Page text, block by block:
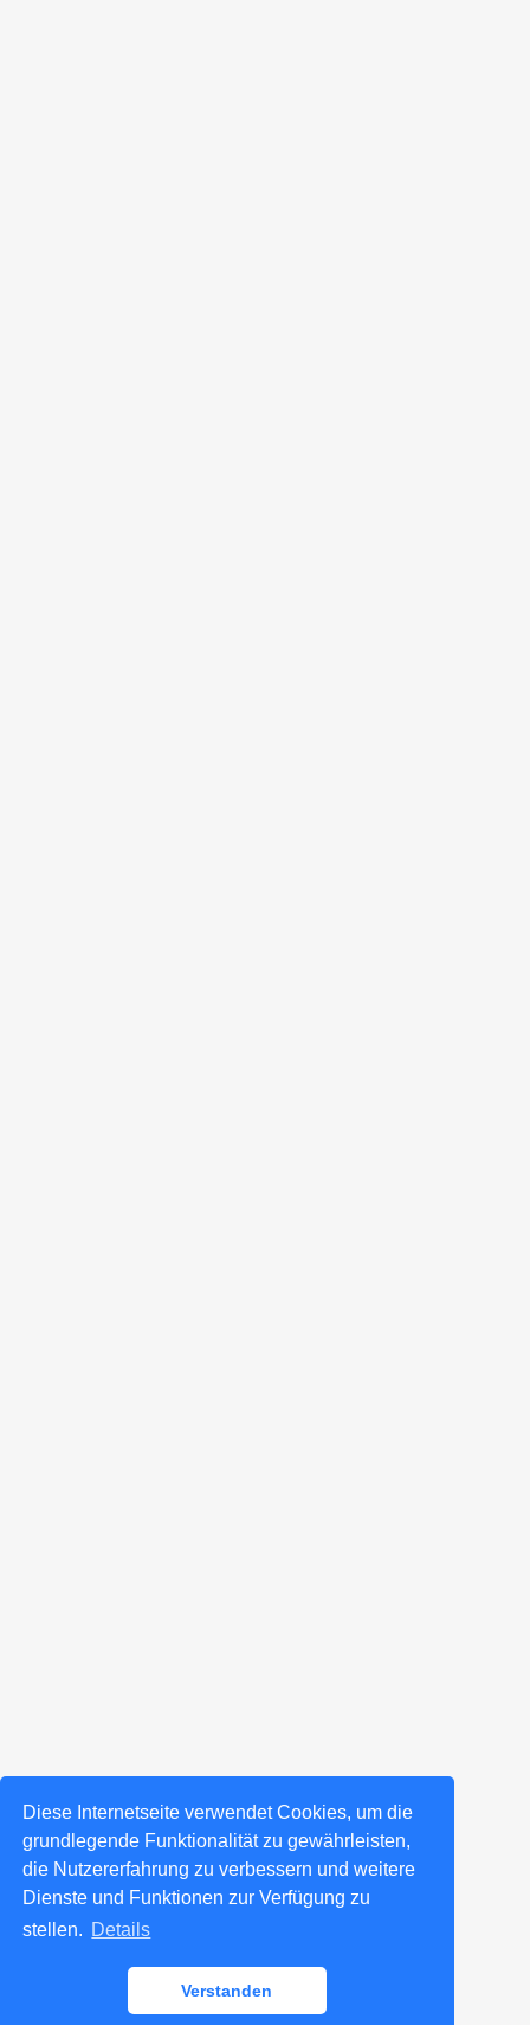
Diese Internetseite verwendet Cookies, um die
grundlegende Funktionalität zu gewährleisten,
die Nutzererfahrung zu verbessern und weitere
Dienste und Funktionen zur Verfügung zu
stellen. Details
Verstanden